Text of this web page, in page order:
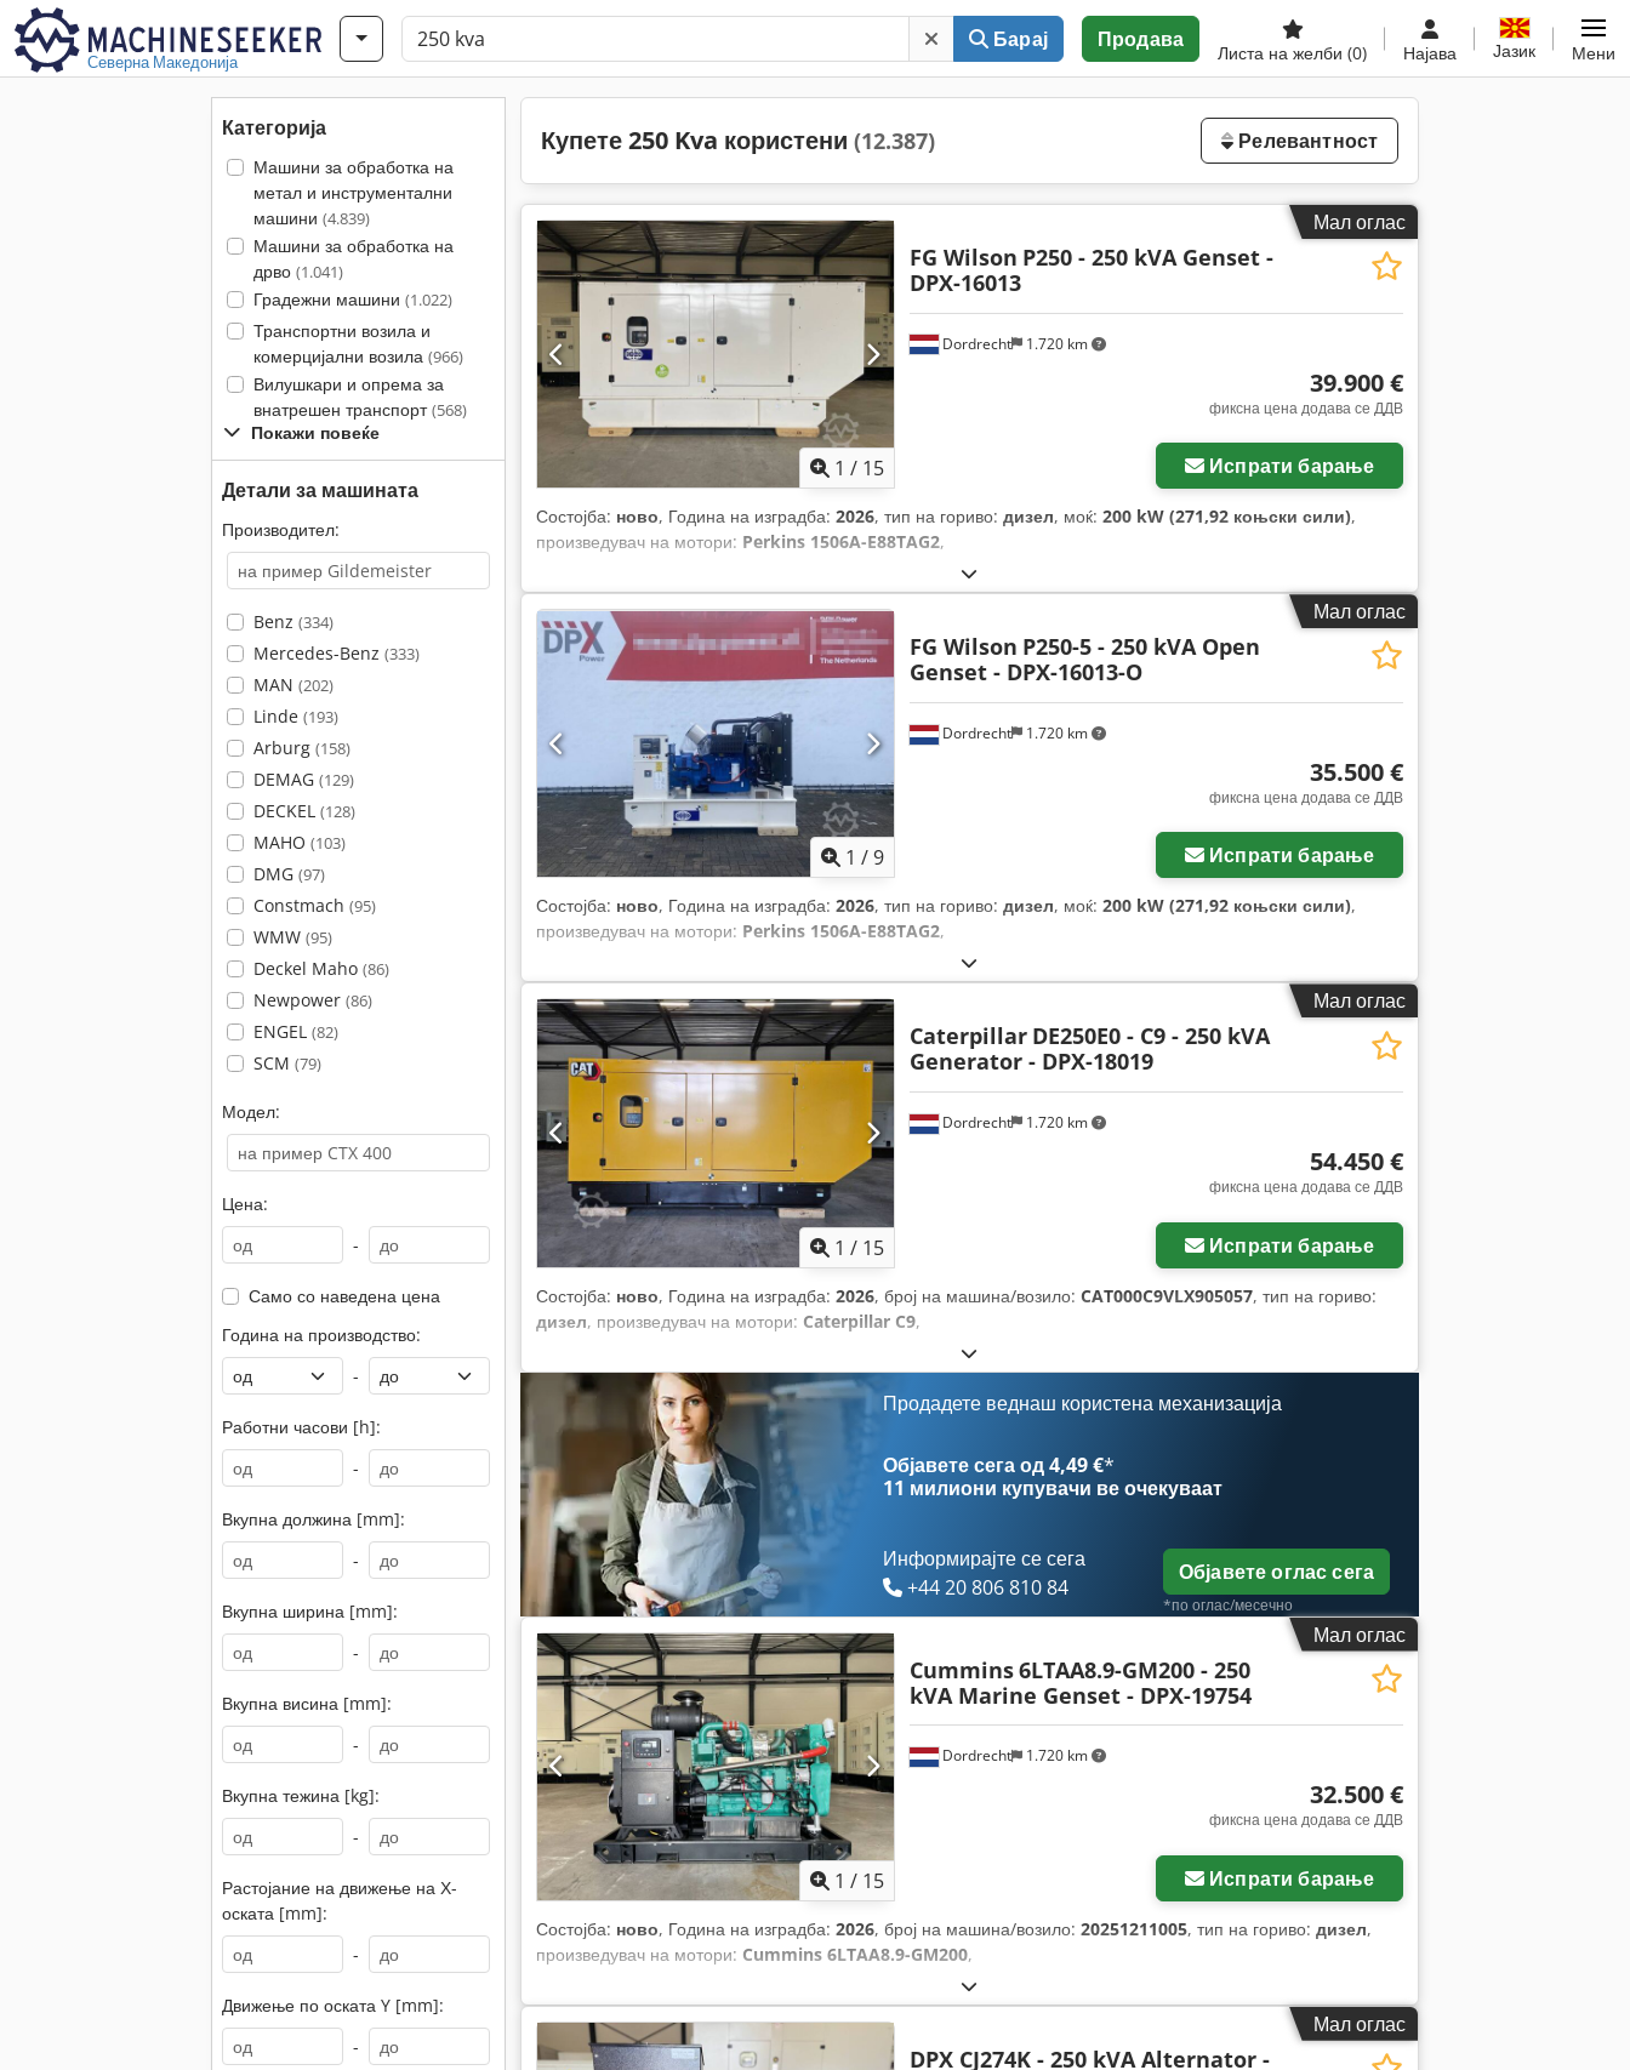
Северна Македонија
Барај Продава
Листа на желби (0) Најава Јазик Мени
Категорија
Машини за обработка на
метал и инструментални
машини (4.839)
Машини за обработка на
дрво (1.041)
Градежни машини (1.022)
Транспортни возила и
комерцијални возила (966)
Вилушкари и опрема за
внатрешен транспорт(568)
Покажи повеќе
Детали за машината
Производител:
Benz (334)
Mercedes-Benz (333)
MAN (202)
Linde (193)
Arburg (158)
DEMAG (129)
DECKEL (128)
MAHO (103)
DMG (97)
Constmach (95)
WMW (95)
Deckel Maho (86)
Newpower (86)
ENGEL (82)
SCM (79)
Модел:
Цена:
-
Само со наведена цена
Година на производство:
-
Работни часови [h]:
-
Вкупна должина [mm]:
-
Вкупна ширина [mm]:
-
Вкупна висина [mm]:
-
Вкупна тежина [kg]:
-
Растојание на движење на Х-
оската [mm]:
-
Движење по оската Y [mm]:
-
Купете 250 Kva користени (12.387) Релевантност
Мал оглас
1 / 15
Dordrecht 1.720 km
FG Wilson P250 - 250 kVA Genset -
DPX-16013
39.900 €
фиксна цена додава се ДДВ
Испрати барање
Состојба: ново, Година на изградба: 2026, тип на гориво: дизел, моќ: 200 kW (271,92 коњски сили),
произведувач на мотори: Perkins 1506A-E88TAG2,
Мал оглас
1 /9
Dordrecht 1.720 km
FG Wilson P250-5 - 250 kVA Open
Genset - DPX-16013-O
35.500 €
фиксна цена додава се ДДВ
Испрати барање
Состојба: ново, Година на изградба: 2026, тип на гориво: дизел, моќ: 200 kW (271,92 коњски сили),
произведувач на мотори: Perkins 1506A-E88TAG2,
Мал оглас
1 / 15
Dordrecht 1.720 km
Caterpillar DE250E0 - C9 - 250 kVA
Generator - DPX-18019
54.450 €
фиксна цена додава се ДДВ
Испрати барање
Состојба: ново, Година на изградба: 2026, број на машина/возило: CAT000C9VLX905057, тип на гориво:
дизел, произведувач на мотори: Caterpillar C9,
Продадете веднаш користена механизација
Објавете сега од 4,49 €*
11 милиони купувачи ве очекуваат
Информирајте се сега
+44 20 806 810 84
Објавете оглас сега
*по оглас/месечно
Мал оглас
1 / 15
Dordrecht 1.720 km
Cummins6LTAA8.9-GM200 - 250
kVA Marine Genset - DPX-19754
32.500 €
фиксна цена додава се ДДВ
Испрати барање
Состојба: ново, Година на изградба: 2026, број на машина/возило: 20251211005, тип на гориво: дизел,
произведувач на мотори: Cummins 6LTAA8.9-GM200,
Мал оглас
DPX CJ274K - 250 kVA Alternator -